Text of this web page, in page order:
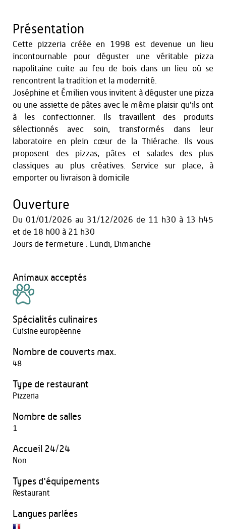
Présentation
Cette pizzeria créée en 1998 est devenue un lieu
incontournable pour déguster une véritable pizza
napolitaine cuite au feu de bois dans un lieu où se
rencontrent la tradition et la modernité.
Joséphine et Émilien vous invitent à déguster une pizza
ou une assiette de pâtes avec le même plaisir qu’ils ont
à les confectionner. Ils travaillent des produits
sélectionnés avec soin, transformés dans leur
laboratoire en plein cœur de la Thiérache. Ils vous
proposent des pizzas, pâtes et salades des plus
classiques au plus créatives. Service sur place, à
emporter ou livraison à domicile
Ouverture
Du 01/01/2026 au 31/12/2026 de 11 h30 à 13 h45
et de 18 h00 à 21 h30
Jours de fermeture : Lundi, Dimanche
Animaux acceptés
Spécialités culinaires
Cuisine européenne
Nombre de couverts max.
48
Type de restaurant
Pizzeria
Nombre de salles
1
Accueil 24/24
Non
Types d'équipements
Restaurant
Langues parlées